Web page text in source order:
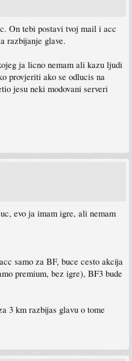
On tebi postavi tvoj mail i acc
razbijanje glave.
ja licno nemam ali kazu ljudi
provjeriti ako se odlucis na
jesu neki modovani serveri
evo ja imam igre, ali nemam
samo za BF, buce cesto akcija
premium, bez igre), BF3 bude
3 km razbijas glavu o tome